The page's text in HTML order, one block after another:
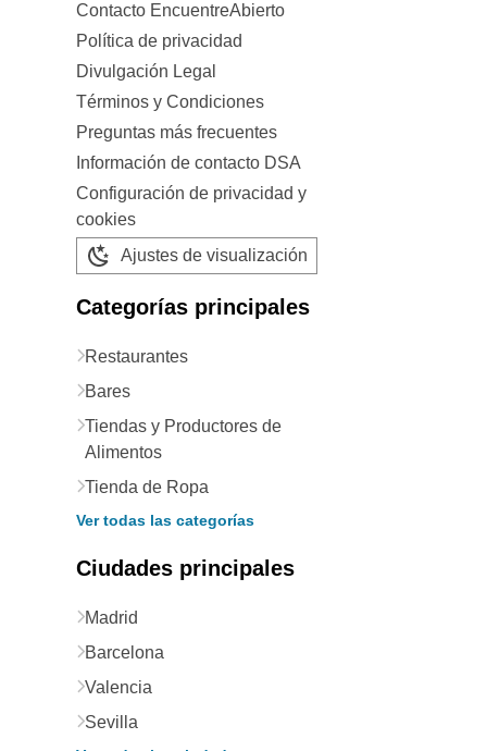
Contacto EncuentreAbierto
Política de privacidad
Divulgación Legal
Términos y Condiciones
Preguntas más frecuentes
Información de contacto DSA
Configuración de privacidad y
cookies
Ajustes de visualización
Categorías principales
Restaurantes
Bares
Tiendas y Productores de
Alimentos
Tienda de Ropa
Ver todas las categorías
Ciudades principales
Madrid
Barcelona
Valencia
Sevilla